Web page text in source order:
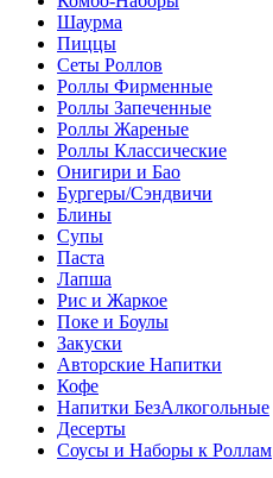
Шаурма
Пиццы
Сеты Роллов
Роллы Фирменные
Роллы Запеченные
Роллы Жареные
Роллы Классические
Онигири и Бао
Бургеры/Сэндвичи
Блины
Супы
Паста
Лапша
Рис и Жаркое
Поке и Боулы
Закуски
Авторские Напитки
Кофе
Напитки БезАлкогольные
Десерты
Соусы и Наборы к Роллам